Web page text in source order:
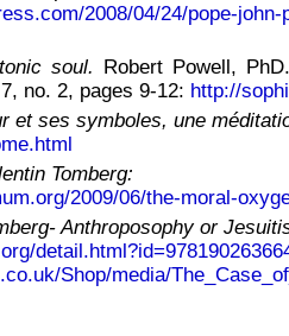
2008/04/24/pope-
soul. Robert Powell,
no. 2, pages 9-12: http://
et ses symboles, une
Tomberg:
2009/06/the-moral-
Anthroposophy or
Shop/media/